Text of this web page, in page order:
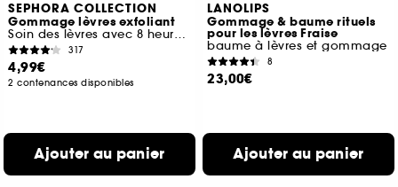
SEPHORA COLLECTION
Gommage lèvres exfoliant
Soin des lèvres avec 8 heures d'hydratation
317
4,99€
2 contenances disponibles
Ajouter au panier
LANOLIPS
Gommage & baume rituels
pour les lèvres Fraise
baume à lèvres et gommage
8
23,00€
Ajouter au panier